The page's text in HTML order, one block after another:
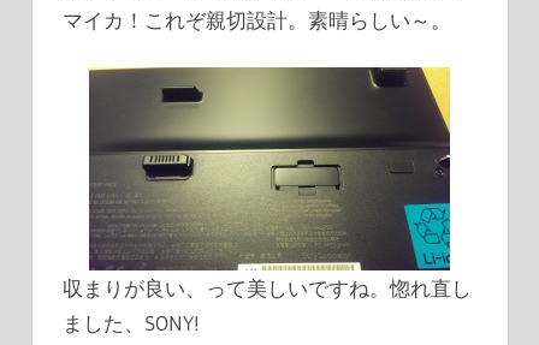
マイカ！これぞ親切設計。素晴らしい～。
収まりが良い、って美しいですね。惚れ直し
ました、SONY!